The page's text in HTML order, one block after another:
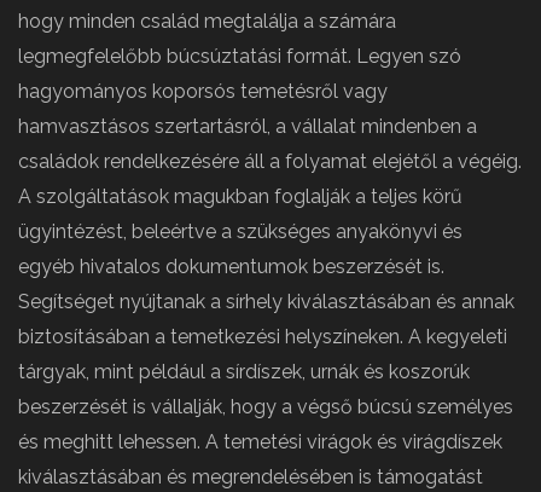
hogy minden család megtalálja a számára
legmegfelelőbb búcsúztatási formát. Legyen szó
hagyományos koporsós temetésről vagy
hamvasztásos szertartásról, a vállalat mindenben a
családok rendelkezésére áll a folyamat elejétől a végéig.
A szolgáltatások magukban foglalják a teljes körű
ügyintézést, beleértve a szükséges anyakönyvi és
egyéb hivatalos dokumentumok beszerzését is.
Segítséget nyújtanak a sírhely kiválasztásában és annak
biztosításában a temetkezési helyszíneken. A kegyeleti
tárgyak, mint például a sírdíszek, urnák és koszorúk
beszerzését is vállalják, hogy a végső búcsú személyes
és meghitt lehessen. A temetési virágok és virágdíszek
kiválasztásában és megrendelésében is támogatást